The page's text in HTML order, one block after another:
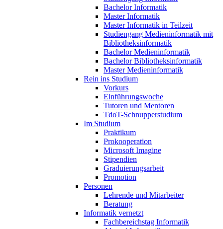
Bachelor Informatik
Master Informatik
Master Informatik in Teilzeit
Studiengang Medieninformatik mit
Bibliotheksinformatik
Bachelor Medieninformatik
Bachelor Bibliotheksinformatik
Master Medieninformatik
Rein ins Studium
Vorkurs
Einführungswoche
Tutoren und Mentoren
TdoT-Schnupperstudium
Im Studium
Praktikum
Prokooperation
Microsoft Imagine
Stipendien
Graduierungsarbeit
Promotion
Personen
Lehrende und Mitarbeiter
Beratung
Informatik vernetzt
Fachbereichstag Informatik